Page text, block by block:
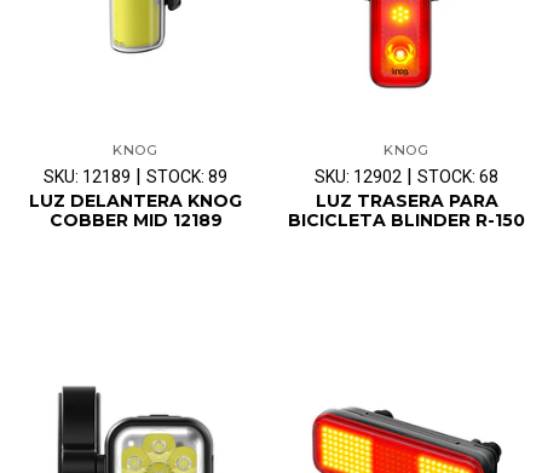
KNOG
SKU: 12189 | STOCK: 89
LUZ DELANTERA KNOG
COBBER MID 12189
KNOG
SKU: 12902 | STOCK: 68
LUZ TRASERA PARA
BICICLETA BLINDER R-150